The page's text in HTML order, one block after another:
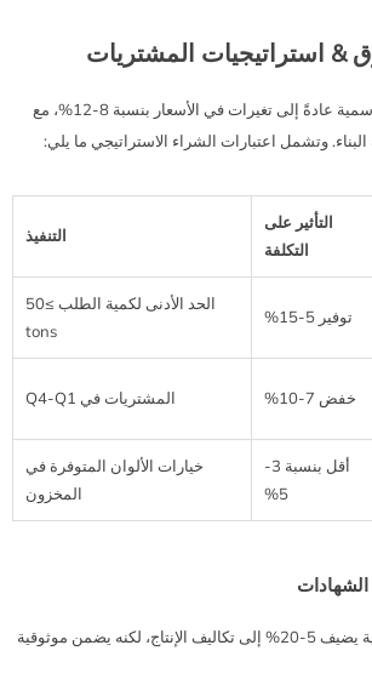
& استراتيجيات المشتريات
تؤدي تقلبات الطلب الموسمية عادةً إلى تغيرات في الأسعار بنسبة 8-12%، مع
التأثير على
التكلفة
التنفيذ
توفير 5-15%
الحد الأدنى لكمية الطلب ≥50
tons
خفض 7-10% المشتريات في Q4-Q1
أقل بنسبة 3-
5%
خيارات الألوان المتوفرة في
المخزون
إن الامتثال للمعايير الدولية يضيف 5-20% إلى تكاليف الإنتاج، لكنه يضمن موثوقية